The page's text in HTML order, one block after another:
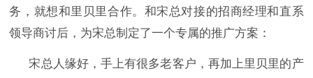
务，就想和里贝里合作。和宋总对接的招商经理和直系
领导商讨后，为宋总制定了一个专属的推广方案：
宋总人缘好，手上有很多老客户，再加上里贝里的产